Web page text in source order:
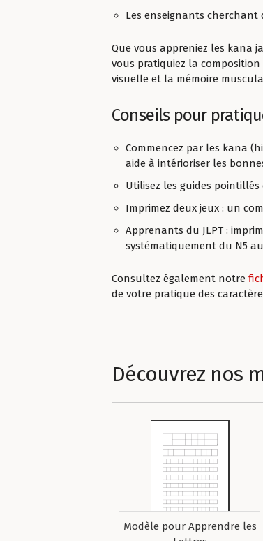
Les enseignants cherchant
Que vous appreniez les kana
vous pratiquiez la
visuelle et la mémoire
Conseils pour
Commencez par les kana
aide à intérioriser les
Utilisez les guides
Imprimez deux jeux : un
Apprenants du JLPT :
systématiquement du N5
Consultez également notre
de votre pratique des
Découvrez nos
Modèle pour Apprendre les